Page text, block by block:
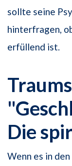
sollte seine
hinterfragen,
erfüllend ist.
Die
Wenn es in